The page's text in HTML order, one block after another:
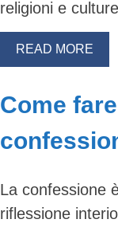
religioni e
READ MORE
Come
La confessione
riflessione